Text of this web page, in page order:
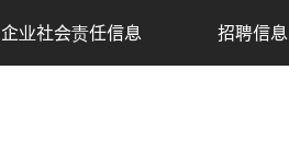
企业社会责任信息 招聘信息